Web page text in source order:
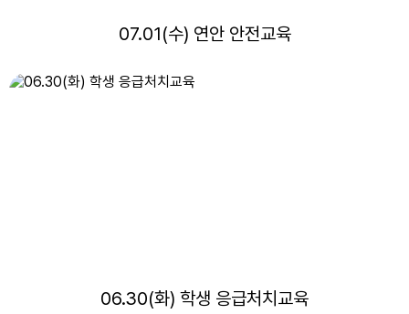
07.01(수) 연안 안전교육
06.30(화) 학생 응급처치교육